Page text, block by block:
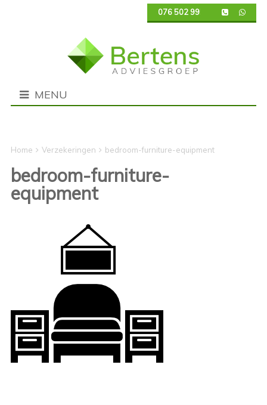
076 502 9950
MENU
Verzekeringen bedroom-furniture-equipment
bedroom-furniture-
equipment